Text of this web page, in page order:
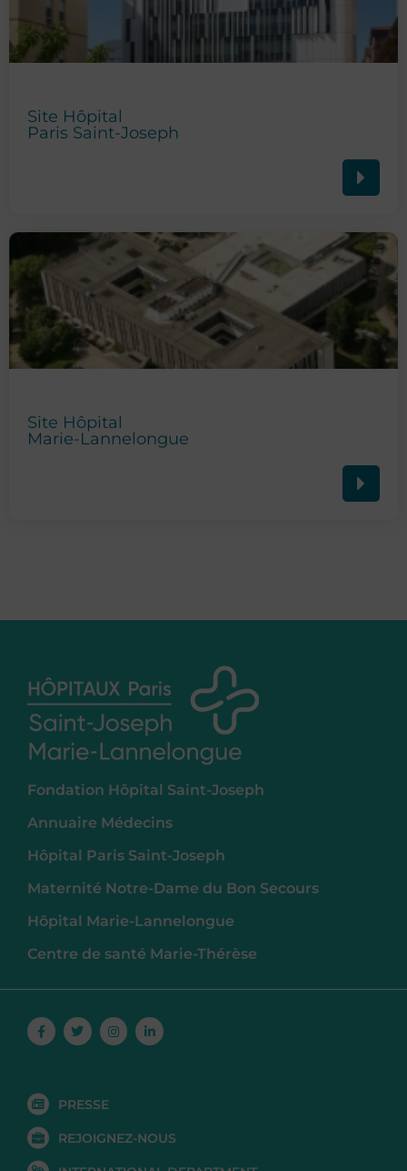
Site Hôpital
Paris Saint-Joseph
Site Hôpital
Marie-Lannelongue
Fondation Hôpital Saint-Joseph
Annuaire Médecins
Hôpital Paris Saint-Joseph
Maternité Notre-Dame du Bon Secours
Hôpital Marie-Lannelongue
Centre de santé Marie-Thérèse
Facebook-
f
TwitterInstagramLinkedin-
in
PRESSE
REJOIGNEZ-NOUS